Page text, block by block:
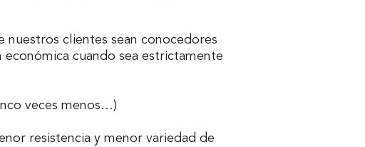
clientes sean conocedores
cuando sea estrictamente
veces menos…)
resistencia y menor variedad de